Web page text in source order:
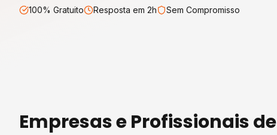
100% Gratuito Resposta em 2h Sem Compromisso
Empresas e Profissionais de